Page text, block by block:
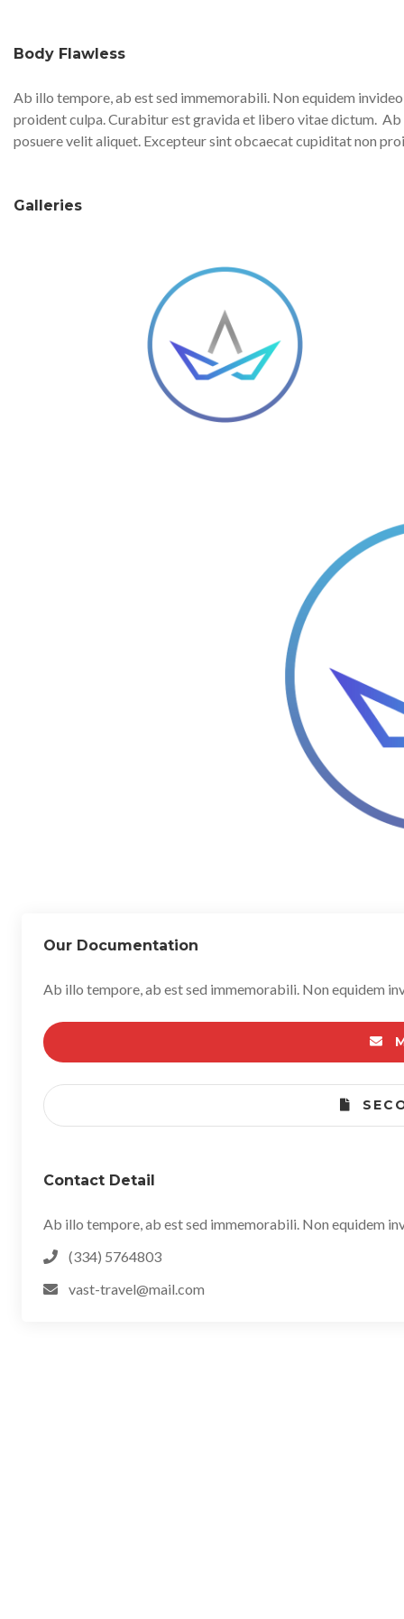
Body Flawless
Ab illo tempore, ab est sed immemorabili. Non equidem
proident culpa. Curabitur est gravida et libero vitae dictum. Ab
posuere velit aliquet. Excepteur sint obcaecat cupiditat non
Galleries
Our Documentation
Ab illo tempore, ab est sed immemorabili. Non equidem
Contact Detail
Ab illo tempore, ab est sed immemorabili. Non equidem
(334) 5764803
vast-travel@mail.com